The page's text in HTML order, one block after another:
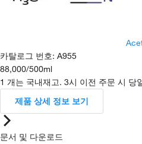
카탈로그 번호: A955
88,000/500ml
1 개는 국내재고. 3시 이전 주문 시 당
제품 상세 정보 보기
문서 및 다운로드